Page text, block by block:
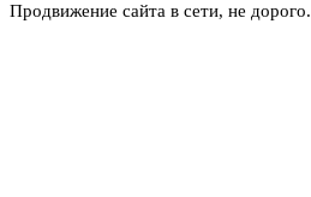
Продвижение сайта в сети, не дорого.